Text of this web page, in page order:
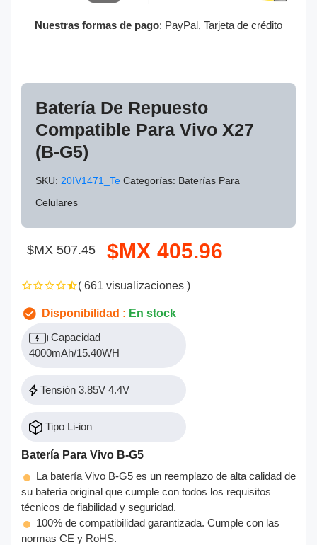
Nuestras formas de pago: PayPal, Tarjeta de crédito
Batería De Repuesto
Compatible Para Vivo X27
(B-G5)
SKU: 20IV1471_Te Categorías: Baterías Para
Celulares
$MX 507.45 $MX 405.96
( 661 visualizaciones )
Disponibilidad : En stock
Capacidad
4000mAh/15.40WH
Tensión 3.85V 4.4V
Tipo Li-ion
Batería Para Vivo B-G5
La batería Vivo B-G5 es un reemplazo de alta calidad de
su batería original que cumple con todos los requisitos
técnicos de fiabilidad y seguridad.
100% de compatibilidad garantizada. Cumple con las
normas CE y RoHS.